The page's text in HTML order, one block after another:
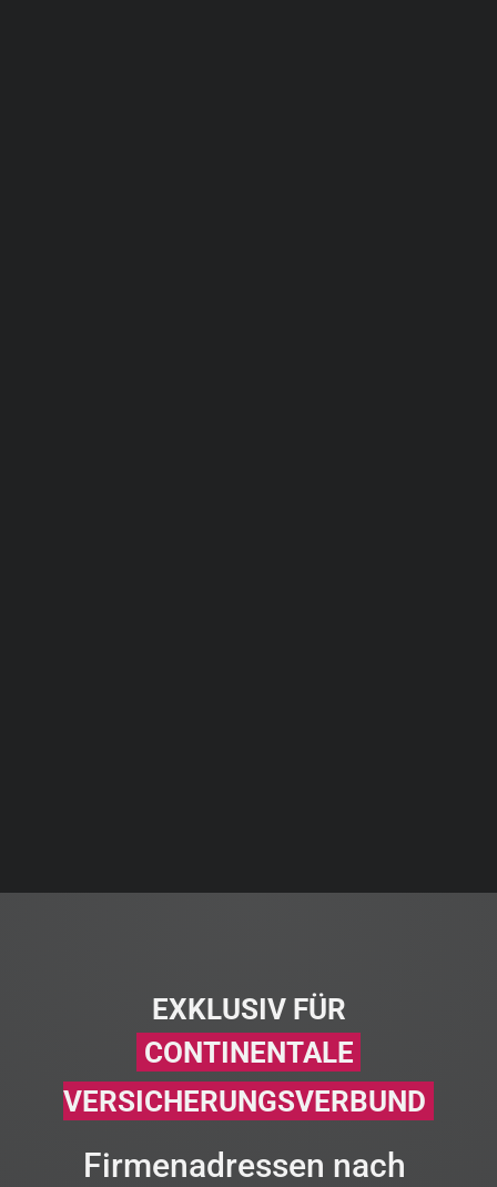
EXKLUSIV FÜR
CONTINENTALE
VERSICHERUNGSVERBUND
Firmenadressen nach